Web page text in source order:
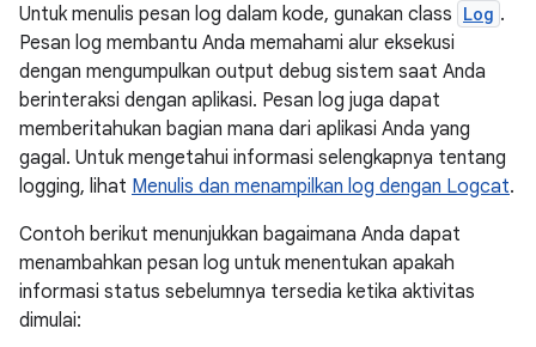
Untuk menulis pesan log dalam kode, gunakan class Log .
Pesan log membantu Anda memahami alur eksekusi
dengan mengumpulkan output debug sistem saat Anda
berinteraksi dengan aplikasi. Pesan log juga dapat
memberitahukan bagian mana dari aplikasi Anda yang
gagal. Untuk mengetahui informasi selengkapnya tentang
logging, lihat Menulis dan menampilkan log dengan Logcat.
Contoh berikut menunjukkan bagaimana Anda dapat
menambahkan pesan log untuk menentukan apakah
informasi status sebelumnya tersedia ketika aktivitas
dimulai: